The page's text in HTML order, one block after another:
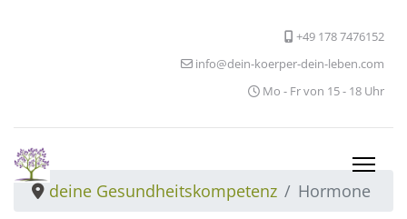
+49 178 7476152
info@dein-koerper-dein-leben.com
Mo - Fr von 15 - 18 Uhr
deine Gesundheitskompetenz Hormone